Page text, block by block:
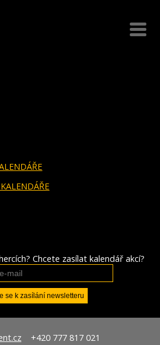
Chcete zasílat kalendář akcí?
+420 777 817 021